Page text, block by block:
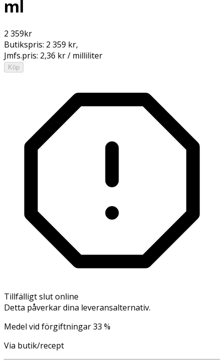
ml
2 359kr
Butikspris: 2 359 kr,
Jmfs.pris: 2,36 kr / milliliter
Köp
Tillfälligt slut online
Detta påverkar dina leveransalternativ.
Medel vid förgiftningar 33 %
Via butik/recept